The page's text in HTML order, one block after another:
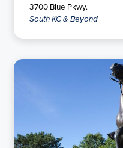
3700 Blue Pkwy.
South KC & Beyond